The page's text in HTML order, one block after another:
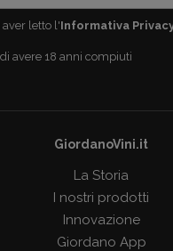
letto l'Informativa
avere 18 anni compiuti
GiordanoVini.it
La Storia
I nostri prodotti
Innovazione
Giordano App